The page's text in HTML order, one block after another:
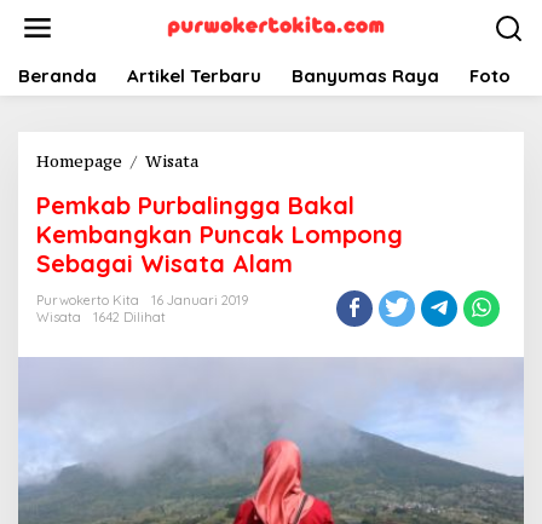
Beranda Artikel Terbaru Banyumas Raya Foto
Homepage / WisataPemkab
Bakal
Kembangkan
Puncak
Lompong
Sebagai
Pemkab Purbalingga Bakal
Kembangkan Puncak Lompong
Sebagai Wisata Alam
Purwokerto Kita
16 Januari 2019
Wisata
1642 Dilihat